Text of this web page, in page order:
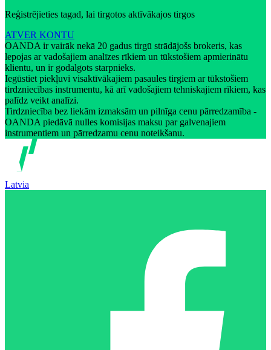
Reģistrējieties tagad, lai tirgotos aktīvākajos tirgos
ATVER KONTU
OANDA ir vairāk nekā 20 gadus tirgū strādājošs brokeris, kas
lepojas ar vadošajiem analīzes rīkiem un tūkstošiem apmierinātu
klientu, un ir godalgots starpnieks.
Iegūstiet piekļuvi visaktīvākajiem pasaules tirgiem ar tūkstošiem
tirdzniecības instrumentu, kā arī vadošajiem tehniskajiem rīkiem, kas
palīdz veikt analīzi.
Tirdzniecība bez liekām izmaksām un pilnīga cenu pārredzamība -
OANDA piedāvā nulles komisijas maksu par galvenajiem
instrumentiem un pārredzamu cenu noteikšanu.
Latvia